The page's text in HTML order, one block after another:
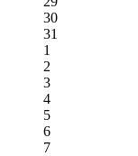
30
31
1
2
3
4
5
6
7